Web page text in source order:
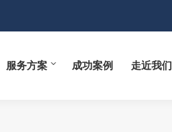
服务方案 成功案例 走近我们